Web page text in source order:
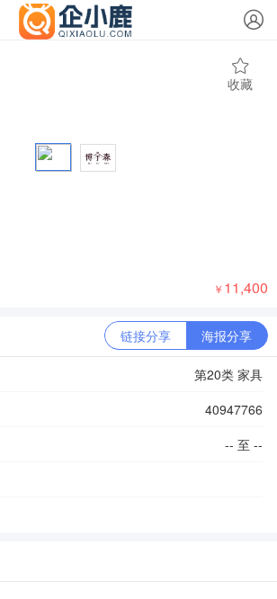
收藏
￥ 11,400
链接分享 海报分享
第20类 家具
40947766
-- 至 --